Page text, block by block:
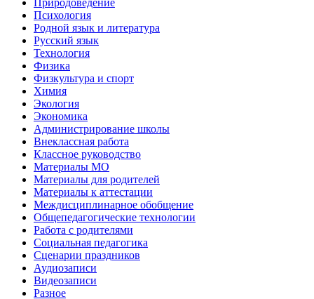
Природоведение
Психология
Родной язык и литература
Русский язык
Технология
Физика
Физкультура и спорт
Химия
Экология
Экономика
Администрирование школы
Внеклассная работа
Классное руководство
Материалы МО
Материалы для родителей
Материалы к аттестации
Междисциплинарное обобщение
Общепедагогические технологии
Работа с родителями
Социальная педагогика
Сценарии праздников
Аудиозаписи
Видеозаписи
Разное